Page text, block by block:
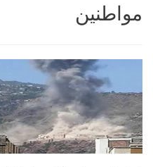
مواطنين